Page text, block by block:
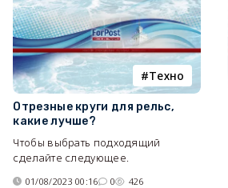
Tехно
Отрезные круги для рельс,
какие лучше?
Чтобы выбрать подходящий
сделайте следующее.
01/08/2023 00:16 0 426